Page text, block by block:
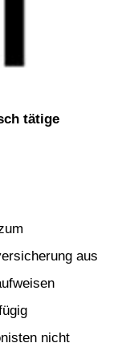
tätige
aus
nicht